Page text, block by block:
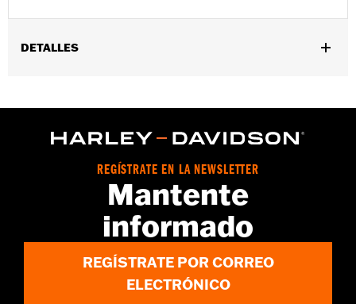
DETALLES
GARANTÍA:Garantía mundial de fábrica Wolverine - Visita
Importado
Dimension Description:Altura de la caña: 6”, Altura del talón:
REGÍSTRATE EN LA NEWSLETTER
Mantente
informado
REGÍSTRATE POR CORREO
ELECTRÓNICO